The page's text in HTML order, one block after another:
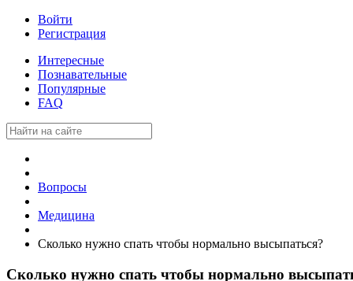
Войти
Регистрация
Интересные
Познавательные
Популярные
FAQ
Вопросы
Медицина
Сколько нужно спать чтобы нормально высыпаться?
Сколько нужно спать чтобы нормально